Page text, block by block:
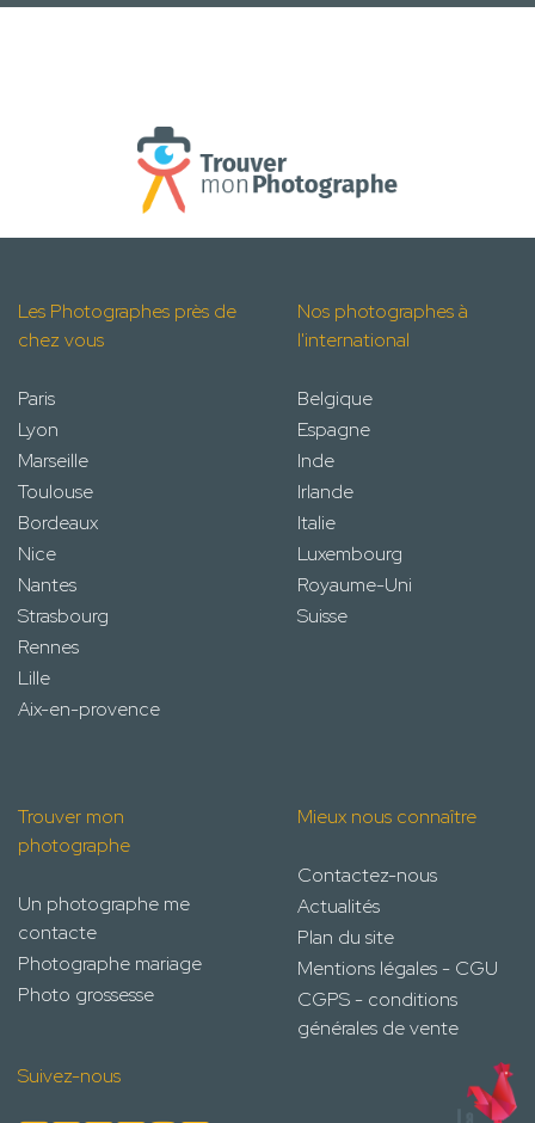
Les Photographes près de
chez vous
Paris
Lyon
Marseille
Toulouse
Bordeaux
Nice
Nantes
Strasbourg
Rennes
Lille
Aix-en-provence
Nos photographes à
l'international
Belgique
Espagne
Inde
Irlande
Italie
Luxembourg
Royaume-Uni
Suisse
Trouver mon
photographe
Un photographe me
contacte
Photographe mariage
Photo grossesse
Mieux nous connaître
Contactez-nous
Actualités
Plan du site
Mentions légales - CGU
CGPS - conditions
générales de vente
Suivez-nous